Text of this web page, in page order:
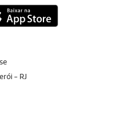
- RJ